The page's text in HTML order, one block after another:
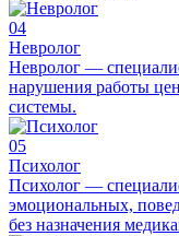
04
Невролог
Невролог —
нарушения работы
системы.
05
Психолог
Психолог —
эмоциональных,
без назначения